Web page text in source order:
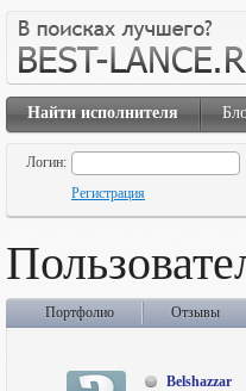
Найти исполнителя
Логин:
Регистрация
Портфолио Отзывы
Belshazzar